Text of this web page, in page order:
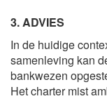
3. ADVIES
In de huidige
samenleving kan
bankwezen
Het charter mist